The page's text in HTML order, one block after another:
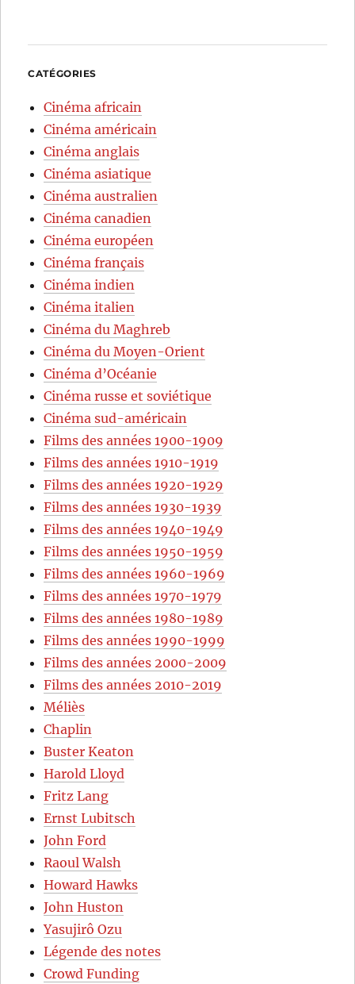
CATÉGORIES
Cinéma africain
Cinéma américain
Cinéma anglais
Cinéma asiatique
Cinéma australien
Cinéma canadien
Cinéma européen
Cinéma français
Cinéma indien
Cinéma italien
Cinéma du Maghreb
Cinéma du Moyen-Orient
Cinéma d’Océanie
Cinéma russe et soviétique
Cinéma sud-américain
Films des années 1900-1909
Films des années 1910-1919
Films des années 1920-1929
Films des années 1930-1939
Films des années 1940-1949
Films des années 1950-1959
Films des années 1960-1969
Films des années 1970-1979
Films des années 1980-1989
Films des années 1990-1999
Films des années 2000-2009
Films des années 2010-2019
Méliès
Chaplin
Buster Keaton
Harold Lloyd
Fritz Lang
Ernst Lubitsch
John Ford
Raoul Walsh
Howard Hawks
John Huston
Yasujirô Ozu
Légende des notes
Crowd Funding